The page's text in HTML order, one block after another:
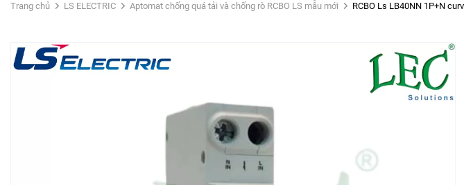
Trang chủ LS ELECTRIC Aptomat chống quá tải và chống rò RCBO LS mẫu mới RCBO Ls LB40NN 1P+N